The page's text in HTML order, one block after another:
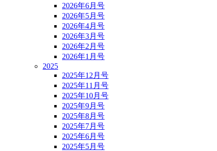
2026年6月号
2026年5月号
2026年4月号
2026年3月号
2026年2月号
2026年1月号
2025
2025年12月号
2025年11月号
2025年10月号
2025年9月号
2025年8月号
2025年7月号
2025年6月号
2025年5月号